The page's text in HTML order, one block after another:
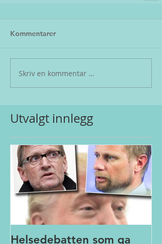
Kommentarer
Skriv en kommentar …
Utvalgt innlegg
Helsedebatten som ga